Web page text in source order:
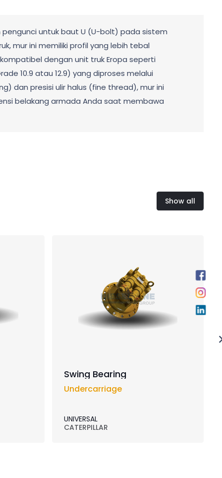
untuk baut U (U-bolt) pada sistem
mur ini memiliki profil yang lebih tebal
dengan unit truk Eropa seperti
10.9 atau 12.9) yang diproses melalui
dan presisi ulir halus (fine thread), mur ini
belakang armada Anda saat membawa
Show all
Swing Bearing
Undercarriage
UNIVERSAL
CATERPILLAR